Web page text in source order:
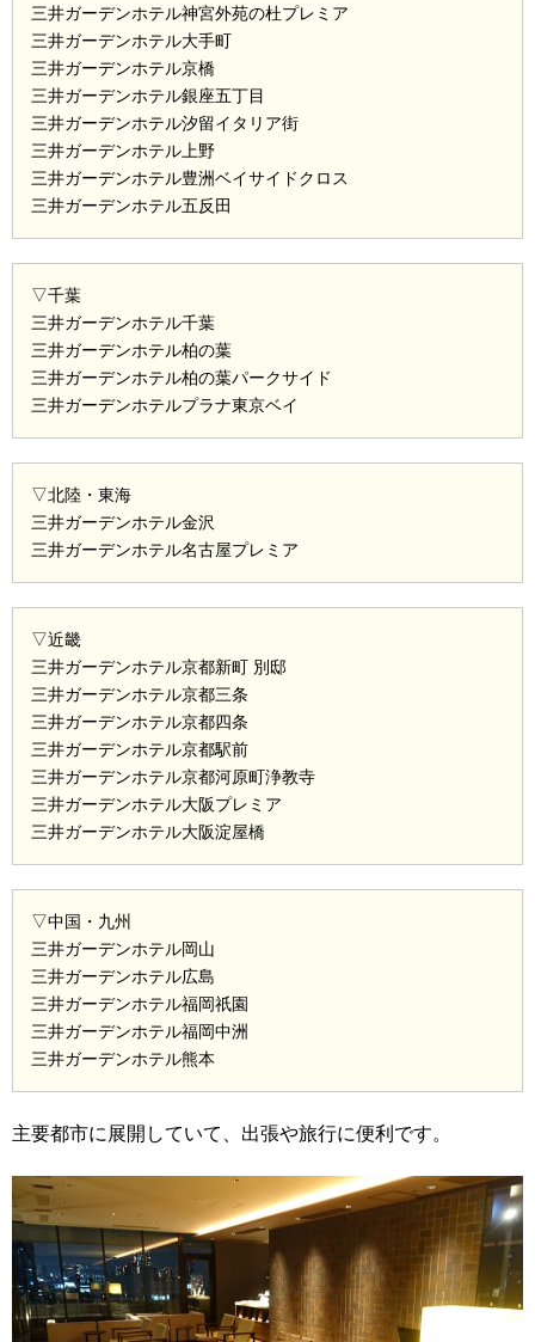
三井ガーデンホテル神宮外苑の杜プレミア
三井ガーデンホテル大手町
三井ガーデンホテル京橋
三井ガーデンホテル銀座五丁目
三井ガーデンホテル汐留イタリア街
三井ガーデンホテル上野
三井ガーデンホテル豊洲ベイサイドクロス
三井ガーデンホテル五反田
▽千葉
三井ガーデンホテル千葉
三井ガーデンホテル柏の葉
三井ガーデンホテル柏の葉パークサイド
三井ガーデンホテルプラナ東京ベイ
▽北陸・東海
三井ガーデンホテル金沢
三井ガーデンホテル名古屋プレミア
▽近畿
三井ガーデンホテル京都新町 別邸
三井ガーデンホテル京都三条
三井ガーデンホテル京都四条
三井ガーデンホテル京都駅前
三井ガーデンホテル京都河原町浄教寺
三井ガーデンホテル大阪プレミア
三井ガーデンホテル大阪淀屋橋
▽中国・九州
三井ガーデンホテル岡山
三井ガーデンホテル広島
三井ガーデンホテル福岡祇園
三井ガーデンホテル福岡中洲
三井ガーデンホテル熊本
主要都市に展開していて、出張や旅行に便利です。